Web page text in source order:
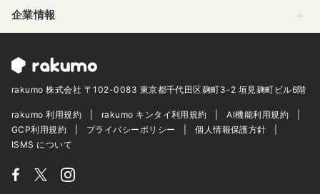
企業情報
rakumo 株式会社 〒102-0083 東京都千代田区麹町3-2 垣見麹町ビル6階
rakumo 利用規約 rakumo キンタイ利用規約
AI機能利用規約
GCP利用規約
プライバシーポリシー
個人情報保護方針
ISMS について